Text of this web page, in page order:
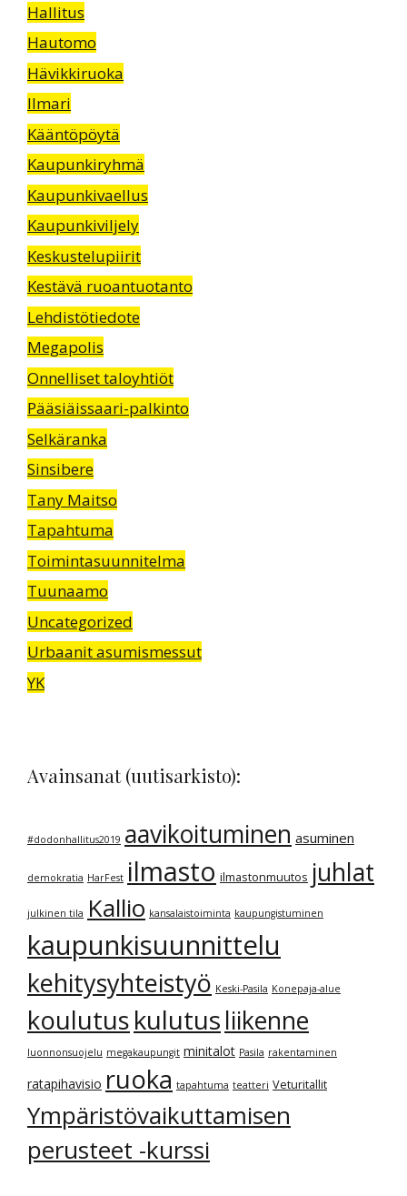
Hallitus
Hautomo
Hävikkiruoka
Ilmari
Kääntöpöytä
Kaupunkiryhmä
Kaupunkivaellus
Kaupunkiviljely
Keskustelupiirit
Kestävä ruoantuotanto
Lehdistötiedote
Megapolis
Onnelliset taloyhtiöt
Pääsiäissaari-palkinto
Selkäranka
Sinsibere
Tany Maitso
Tapahtuma
Toimintasuunnitelma
Tuunaamo
Uncategorized
Urbaanit asumismessut
YK
Avainsanat (uutisarkisto):
#dodonhallitus2019 aavikoituminen asuminen
demokratia HarFest ilmasto ilmastonmuutos juhlat
julkinen tila Kallio kansalaistoiminta kaupungistuminen
kaupunkisuunnittelu
kehitysyhteistyö Keski-Pasila Konepaja-alue
koulutuskulutusliikenne
luonnonsuojelu megakaupungit minitalot Pasila rakentaminen
ratapihavisio ruoka tapahtuma teatteri Veturitallit
Ympäristövaikuttamisen
perusteet -kurssi